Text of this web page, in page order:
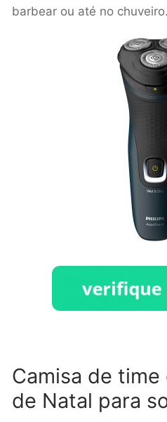
barbear ou até no chuveiro.
Camisa de
de Natal para